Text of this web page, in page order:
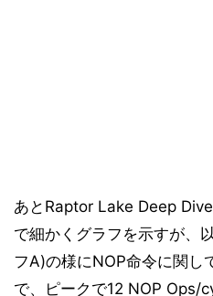
あとRaptor Lake Deep
で細かくグラフを示すが、
フA)の様にNOP命令に関し
で、ピークで12 NOP Ops/